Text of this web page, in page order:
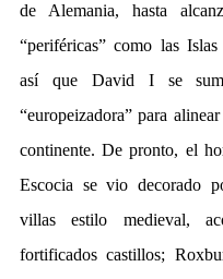
de Alemania, hasta
“periféricas” como las
así que David I se
“europeizadora” para
continente. De pronto, el
Escocia se vio decorado
villas estilo medieval,
fortificados castillos;